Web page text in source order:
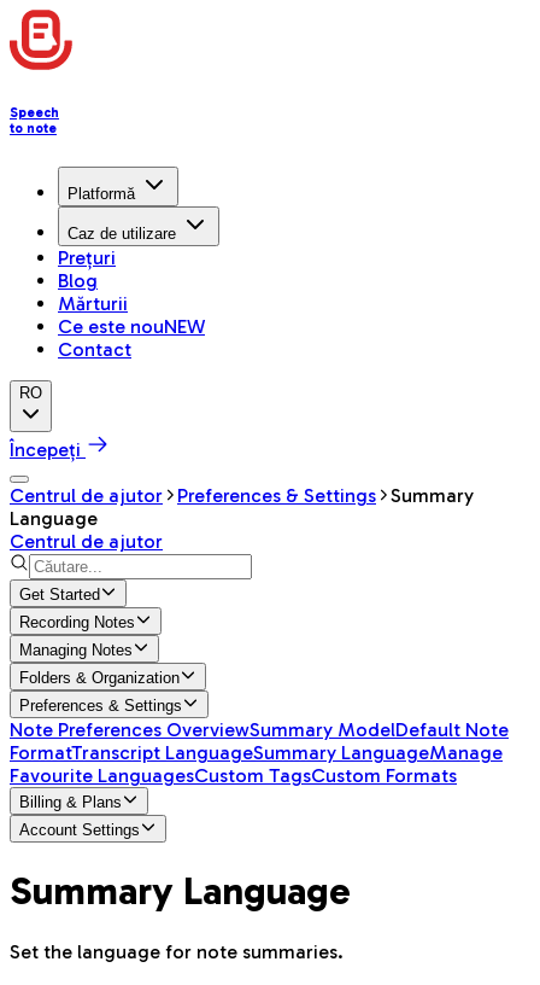
Speech
to note
Platformă
Caz de utilizare
Prețuri
Blog
Mărturii
Ce este nouNEW
Contact
RO
Începeți
Centrul de ajutor
Preferences & Settings
Summary
Language
Centrul de ajutor
Get Started
Recording Notes
Managing Notes
Folders & Organization
Preferences & Settings
Note Preferences OverviewSummary ModelDefault Note
FormatTranscript LanguageSummary LanguageManage
Favourite LanguagesCustom TagsCustom Formats
Billing & Plans
Account Settings
Summary Language
Set the language for note summaries.